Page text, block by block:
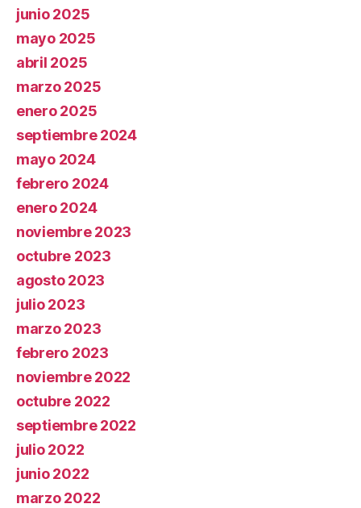
junio 2025
mayo 2025
abril 2025
marzo 2025
enero 2025
septiembre 2024
mayo 2024
febrero 2024
enero 2024
noviembre 2023
octubre 2023
agosto 2023
julio 2023
marzo 2023
febrero 2023
noviembre 2022
octubre 2022
septiembre 2022
julio 2022
junio 2022
marzo 2022